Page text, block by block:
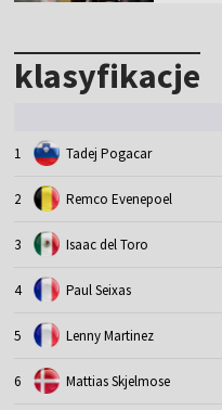
klasyfikacje
1 Tadej Pogacar
2 Remco Evenepoel
3 Isaac del Toro
4 Paul Seixas
5 Lenny Martinez
6 Mattias Skjelmose